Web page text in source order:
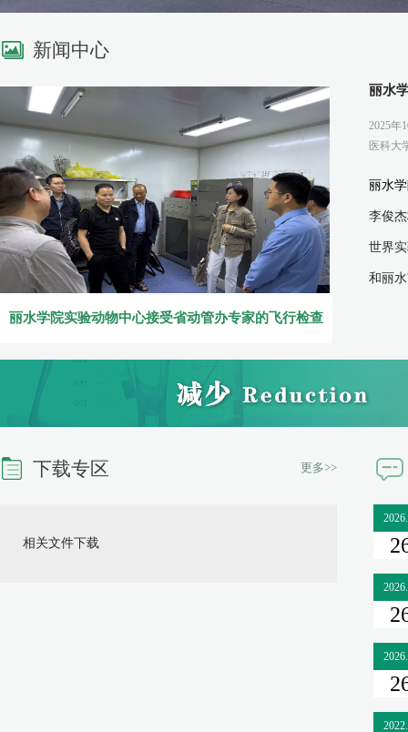
新闻中心
丽水学院实验动物中心接受省动管办专家的飞行检查
丽水
2025年
医科大
丽水
李俊
世界
和丽
下载专区 更多>>
相关文件下载